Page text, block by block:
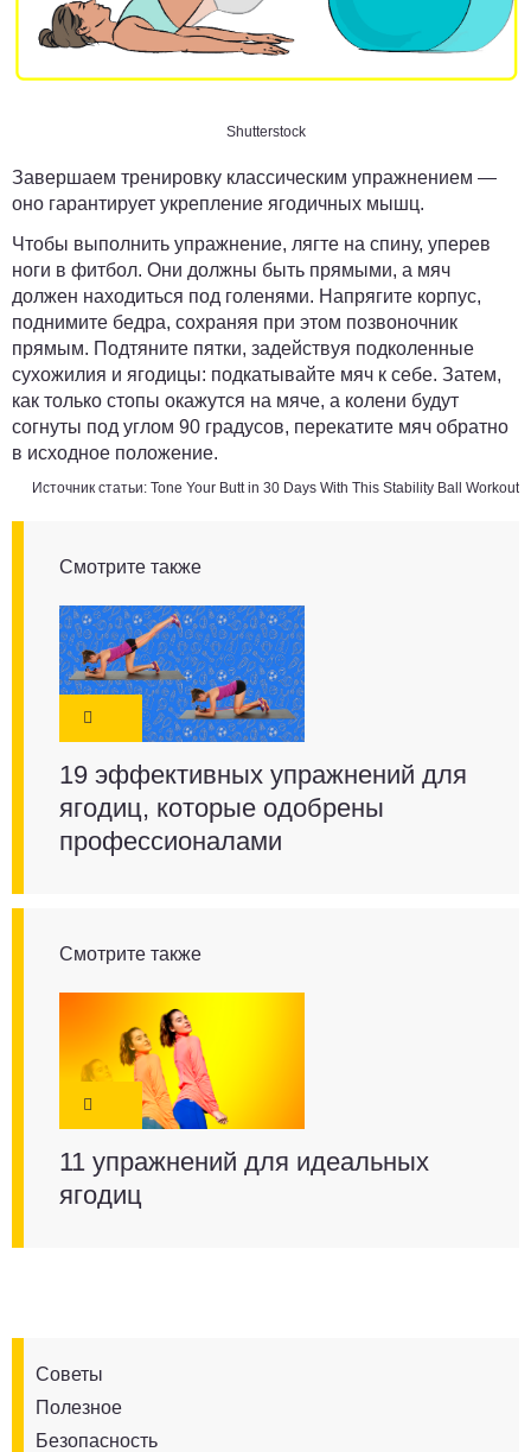
Shutterstock
Завершаем тренировку классическим упражнением —
оно гарантирует укрепление ягодичных мышц.
Чтобы выполнить упражнение, лягте на спину, уперев
ноги в фитбол. Они должны быть прямыми, а мяч
должен находиться под голенями. Напрягите корпус,
поднимите бедра, сохраняя при этом позвоночник
прямым. Подтяните пятки, задействуя подколенные
сухожилия и ягодицы: подкатывайте мяч к себе. Затем,
как только стопы окажутся на мяче, а колени будут
согнуты под углом 90 градусов, перекатите мяч обратно
в исходное положение.
Источник статьи: Tone Your Butt in 30 Days With This Stability Ball Workout
Смотрите также
19 эффективных упражнений для
ягодиц, которые одобрены
профессионалами
Смотрите также
11 упражнений для идеальных
ягодиц
Советы
Полезное
Безопасность